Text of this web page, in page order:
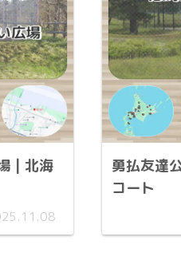
| 北海
勇払友達
コート